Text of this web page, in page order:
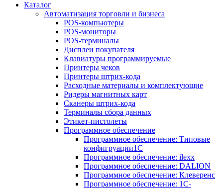
Каталог
Автоматизация торговли и бизнеса
POS-компьютеры
POS-мониторы
POS-терминалы
Дисплеи покупателя
Клавиатуры программируемые
Принтеры чеков
Принтеры штрих-кода
Расходные материалы и комплектующие
Ридеры магнитных карт
Сканеры штрих-кода
Терминалы сбора данных
Этикет-пистолеты
Программное обеспечение
Программное обеспечение: Типовые
конфигруации1С
Программное обеспечение: ilexx
Программное обеспечение: DALION
Программное обеспечение: Клеверенс
Программное обеспечение: 1С-